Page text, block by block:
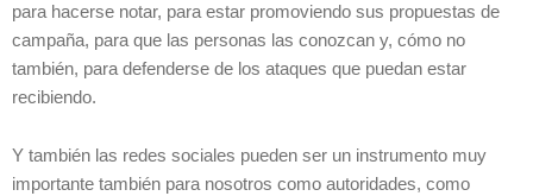
para hacerse notar, para estar promoviendo sus propuestas de
campaña, para que las personas las conozcan y, cómo no
también, para defenderse de los ataques que puedan estar
recibiendo.
Y también las redes sociales pueden ser un instrumento muy
importante también para nosotros como autoridades, como